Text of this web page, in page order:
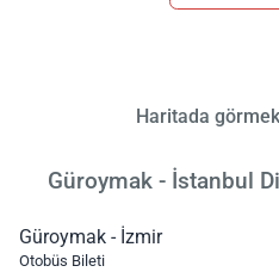
Haritada görmek
Güroymak - İstanbul
Güroymak - İzmir
Otobüs Bileti